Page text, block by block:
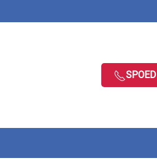
SPOED